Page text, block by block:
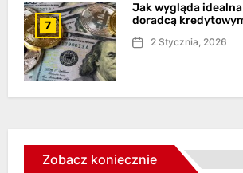
7
Jak wygląda idealna
doradcą
2 Stycznia, 2026
Zobacz koniecznie